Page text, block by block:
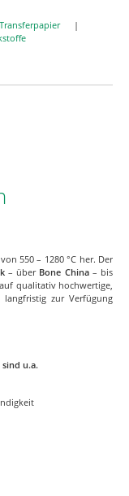
Transferpapier|
550 – 1280 °C her. Der
– über Bone China– bis
qualitativ hochwertige,
zur Verfügung
u.a.